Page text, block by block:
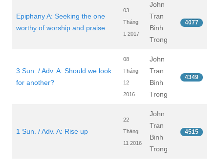
Epiphany A: Seeking the one
worthy of worship and praise
03
Tháng
1 2017
John
Tran
Binh
Trong
4077
3 Sun. / Adv. A: Should we look
for another?
08
Tháng
12
2016
John
Tran
Binh
Trong
4349
1 Sun. / Adv. A: Rise up
22
Tháng
11 2016
John
Tran
Binh
Trong
4515